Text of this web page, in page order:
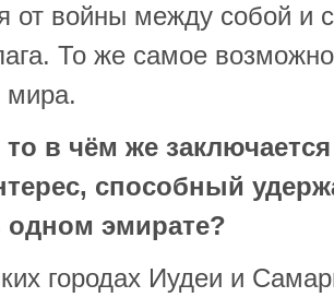
от войны между собой и
То же самое
мира.
то в чём же
способный
одном эмирате?
городах Иудеи и